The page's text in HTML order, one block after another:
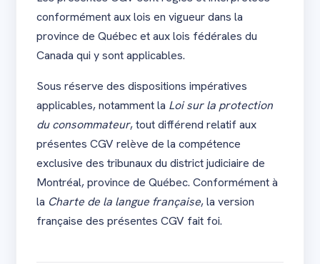
conformément aux lois en vigueur dans la
province de Québec et aux lois fédérales du
Canada qui y sont applicables.
Sous réserve des dispositions impératives
applicables, notamment la Loi sur la protection
du consommateur, tout différend relatif aux
présentes CGV relève de la compétence
exclusive des tribunaux du district judiciaire de
Montréal, province de Québec. Conformément à
la Charte de la langue française, la version
française des présentes CGV fait foi.